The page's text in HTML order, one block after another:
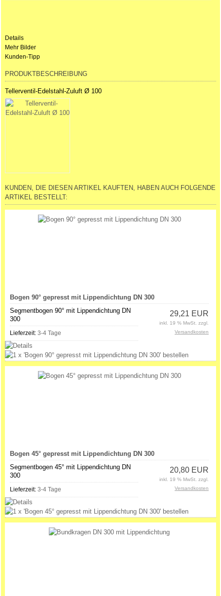
Details
Mehr Bilder
Kunden-Tipp
PRODUKTBESCHREIBUNG
Tellerventil-Edelstahl-Zuluft Ø 100
KUNDEN, DIE DIESEN ARTIKEL KAUFTEN, HABEN AUCH FOLGENDE
ARTIKEL BESTELLT:
Bogen 90° gepresst mit Lippendichtung DN 300
Segmentbogen 90° mit Lippendichtung DN
300
Lieferzeit: 3-4 Tage
29,21 EUR
inkl. 19 % MwSt. zzgl.
Versandkosten
Bogen 45° gepresst mit Lippendichtung DN 300
Segmentbogen 45° mit Lippendichtung DN
300
Lieferzeit: 3-4 Tage
20,80 EUR
inkl. 19 % MwSt. zzgl.
Versandkosten